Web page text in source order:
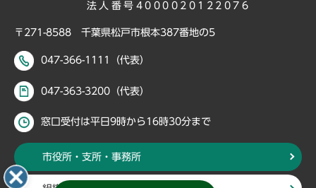
法人番号4000020122076
〒271-8588 千葉県松戸市根本387番地の5
047-366-1111（代表）
047-363-3200（代表）
窓口受付は平日9時から16時30分まで
市役所・支所・事務所